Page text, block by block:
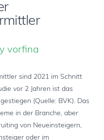
vorfina
sind 2021 im Schnitt
vor 2 Jahren ist das
(Quelle: BVK). Das
in der Branche, aber
von Neueinsteigern,
oder im